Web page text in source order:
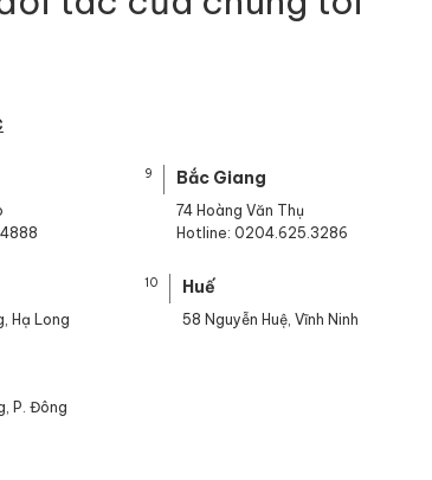
Hạ Long
P. Đông
9 Bắc Giang
74 Hoàng Văn Thụ
Hotline: 0204.625.3286
10 Huế
58 Nguyễn Huệ, Vĩnh Ninh